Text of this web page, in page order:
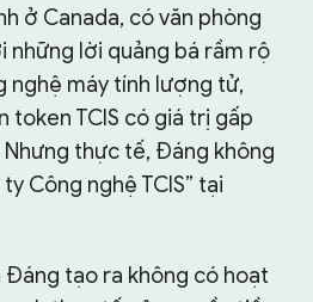
ở Canada, có văn phòng
những lời quảng bá rầm rộ
nghệ máy tính lượng tử,
token TCIS có giá trị gấp
Nhưng thực tế, Đáng không
Công nghệ TCIS” tại
Đáng tạo ra không có hoạt